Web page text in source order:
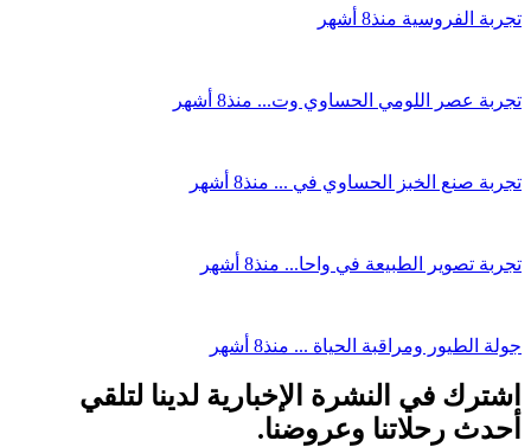
تجربة الفروسية منذ8 أشهر
تجربة عصر اللومي الحساوي وت... منذ8 أشهر
تجربة صنع الخبز الحساوي في ... منذ8 أشهر
تجربة تصوير الطبيعة في واحا... منذ8 أشهر
جولة الطيور ومراقبة الحياة ... منذ8 أشهر
اشترك في النشرة الإخبارية لدينا لتلقي
أحدث رحلاتنا وعروضنا.